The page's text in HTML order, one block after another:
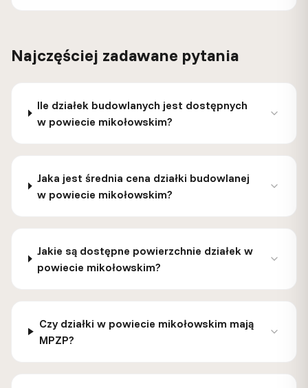
Najczęściej zadawane pytania
Ile działek budowlanych jest dostępnych
w powiecie mikołowskim?
Jaka jest średnia cena działki budowlanej
w powiecie mikołowskim?
Jakie są dostępne powierzchnie działek w
powiecie mikołowskim?
Czy działki w powiecie mikołowskim mają
MPZP?